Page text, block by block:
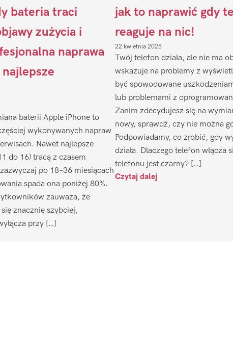
bateria traci
zużycia i
naprawa
baterii Apple iPhone to
wykonywanych napraw
Nawet najlepsze
do 16) tracą z czasem
po 18–36 miesiącach
spada ona poniżej 80%.
zauważa, że
znacznie szybciej,
przy […]
jak to naprawić gdy
reaguje na nic!
22 kwietnia 2025
Twój telefon działa, ale nie ma
wskazuje na problemy z
być spowodowane
lub problemami z
Zanim zdecydujesz się na
nowy, sprawdź, czy nie można
Podpowiadamy, co zrobić, gdy
działa. Dlaczego telefon włącza
telefonu jest czarny? […]
Czytaj dalej